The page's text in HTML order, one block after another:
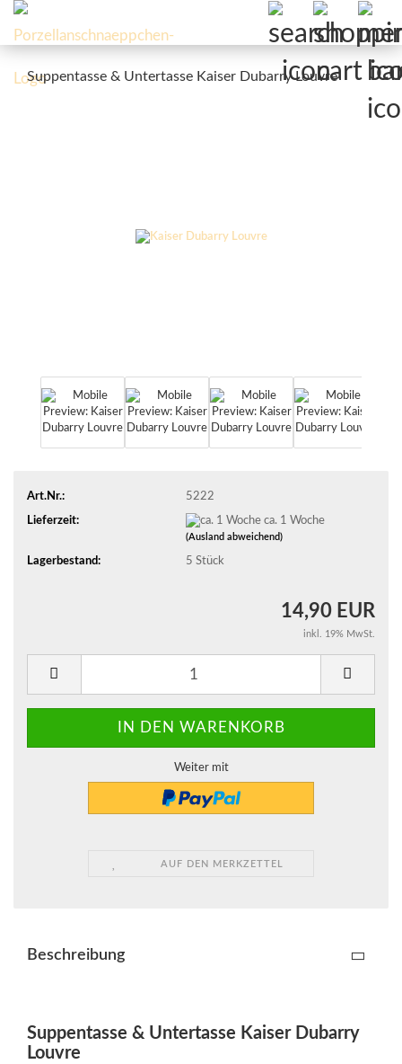
Suppentasse & Untertasse Kaiser Dubarry Louvre
Art.Nr.: 5222
Lieferzeit: ca. 1 Woche
(Ausland abweichend)
Lagerbestand: 5 Stück
14,90 EUR
inkl. 19% MwSt.
Weiter mit
AUF DEN MERKZETTEL
Beschreibung
Suppentasse & Untertasse Kaiser Dubarry
Louvre